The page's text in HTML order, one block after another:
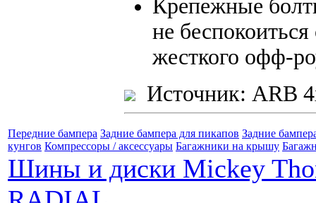
Крепежные
не
жесткого офф-
Источник: ARB
Передние бампера Задние бампера для пикапов Задние
кунгов Компрессоры / аксессуары Багажники на крышу
Шины и диски Mickey